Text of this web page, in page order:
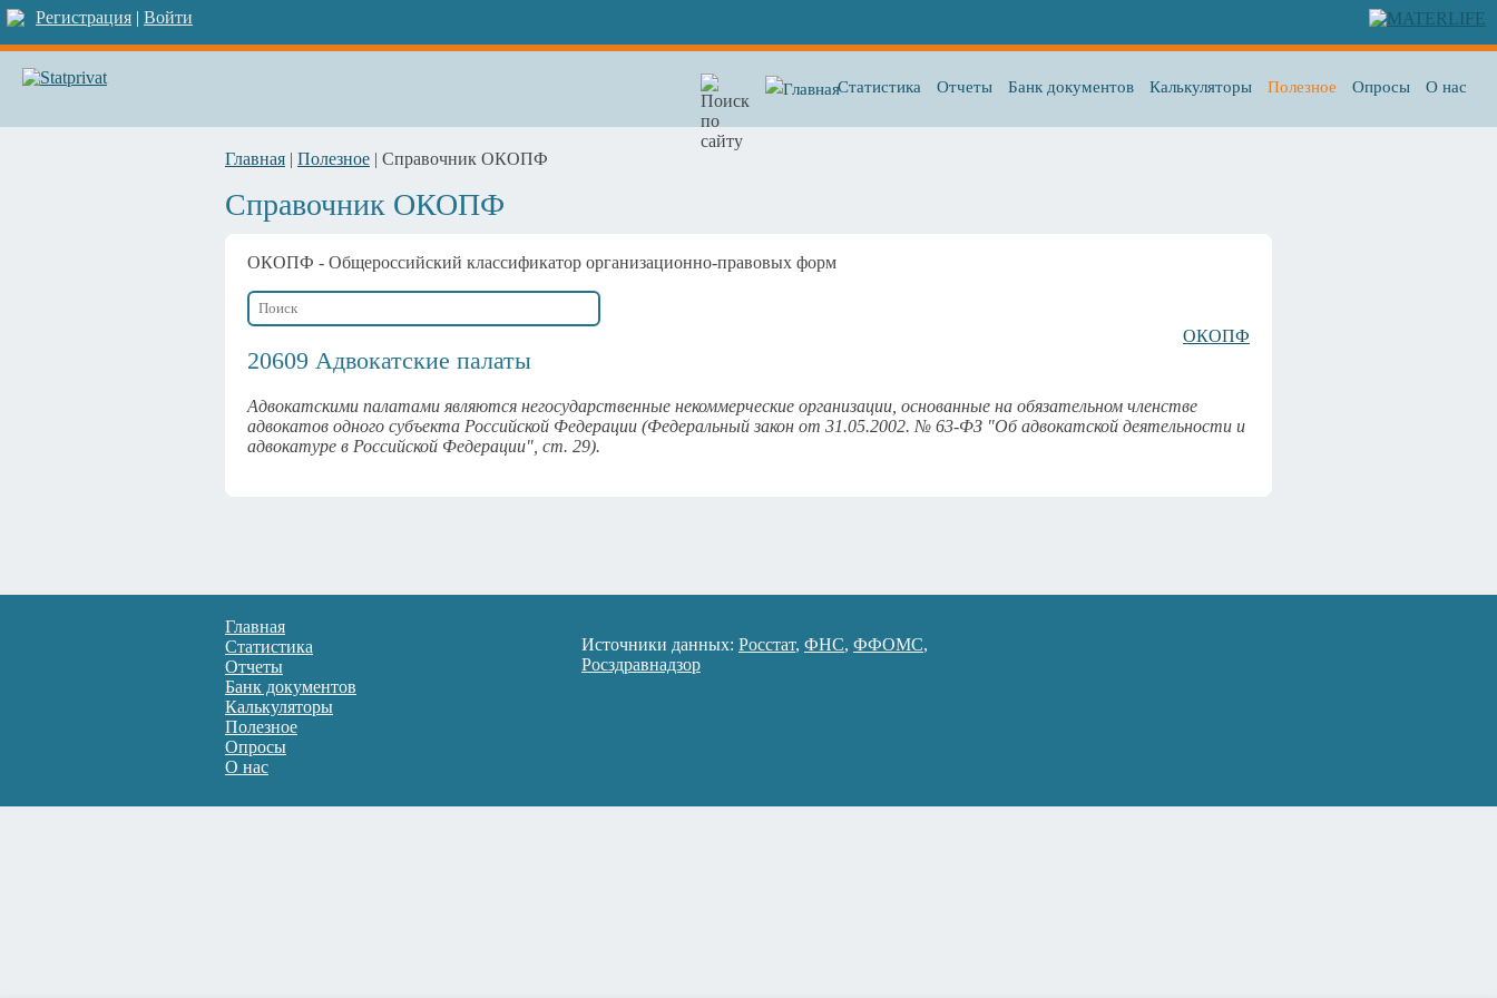
Регистрация | Войти
Статистика Отчеты Банк документов Калькуляторы Полезное Опросы О нас
Главная | Полезное | Справочник ОКОПФ
Справочник ОКОПФ
ОКОПФ - Общероссийский классификатор организационно-правовых форм
ОКОПФ
20609 Адвокатские палаты
Адвокатскими палатами являются негосударственные некоммерческие организации, основанные на обязательном членстве
адвокатов одного субъекта Российской Федерации (Федеральный закон от 31.05.2002. № 63-ФЗ "Об адвокатской деятельности и
адвокатуре в Российской Федерации", ст. 29).
Главная
Статистика
Отчеты
Банк документов
Калькуляторы
Полезное
Опросы
О нас
Источники данных: Росстат, ФНС, ФФОМС,
Росздравнадзор